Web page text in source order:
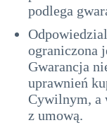
podlega
ograniczona
Gwarancja
uprawnień
Cywilnym, a
z umową.